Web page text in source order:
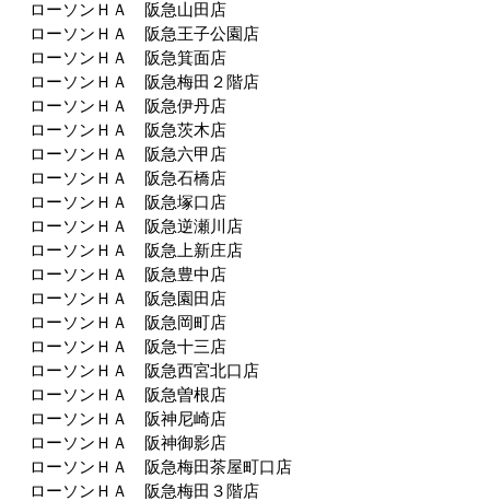
ローソンＨＡ 阪急山田店
ローソンＨＡ 阪急王子公園店
ローソンＨＡ 阪急箕面店
ローソンＨＡ 阪急梅田２階店
ローソンＨＡ 阪急伊丹店
ローソンＨＡ 阪急茨木店
ローソンＨＡ 阪急六甲店
ローソンＨＡ 阪急石橋店
ローソンＨＡ 阪急塚口店
ローソンＨＡ 阪急逆瀬川店
ローソンＨＡ 阪急上新庄店
ローソンＨＡ 阪急豊中店
ローソンＨＡ 阪急園田店
ローソンＨＡ 阪急岡町店
ローソンＨＡ 阪急十三店
ローソンＨＡ 阪急西宮北口店
ローソンＨＡ 阪急曽根店
ローソンＨＡ 阪神尼崎店
ローソンＨＡ 阪神御影店
ローソンＨＡ 阪急梅田茶屋町口店
ローソンＨＡ 阪急梅田３階店